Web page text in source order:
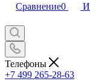
Сравнение0
Телефоны
+7 499 265-28-63